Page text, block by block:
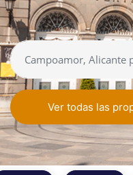
Ver todas las